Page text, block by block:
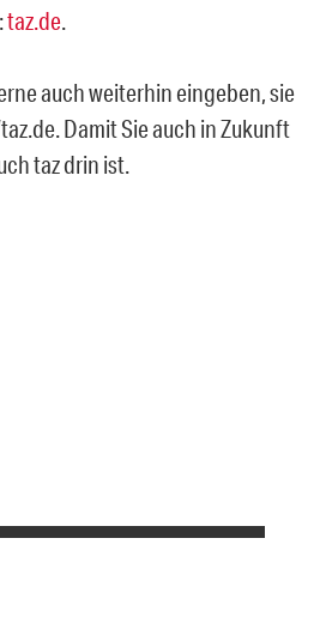
taz.de.
auch weiterhin eingeben, sie
Damit Sie auch in Zukunft
taz drin ist.